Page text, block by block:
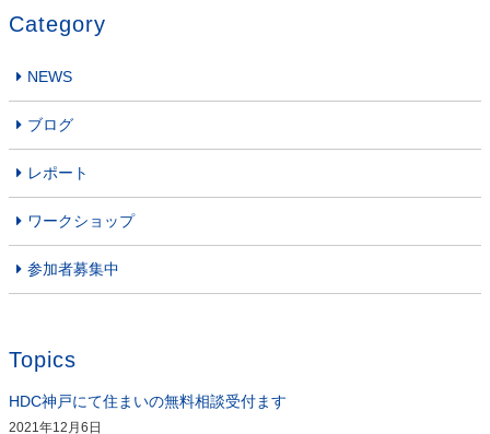
Category
NEWS
ブログ
レポート
ワークショップ
参加者募集中
Topics
HDC神戸にて住まいの無料相談受付ます
2021年12月6日